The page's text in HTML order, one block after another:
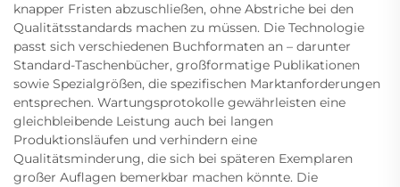
knapper Fristen abzuschließen, ohne Abstriche bei den
Qualitätsstandards machen zu müssen. Die Technologie
passt sich verschiedenen Buchformaten an – darunter
Standard-Taschenbücher, großformatige Publikationen
sowie Spezialgrößen, die spezifischen Marktanforderungen
entsprechen. Wartungsprotokolle gewährleisten eine
gleichbleibende Leistung auch bei langen
Produktionsläufen und verhindern eine
Qualitätsminderung, die sich bei späteren Exemplaren
großer Auflagen bemerkbar machen könnte. Die